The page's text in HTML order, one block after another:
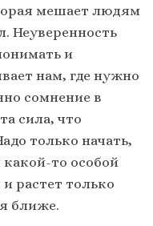
мешает людям
Неуверенность
и
нам, где нужно
сомнение в
сила, что
только начать,
то особой
растет только
ближе.